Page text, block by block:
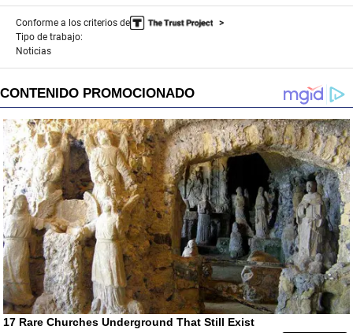
Conforme a los criterios de
Tipo de trabajo:
Noticias